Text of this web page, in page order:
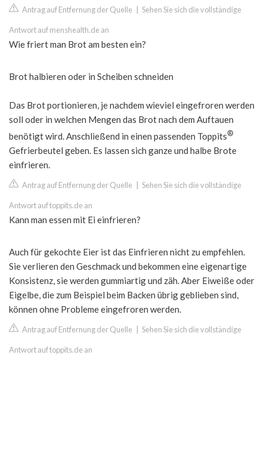
Antrag auf Entfernung der Quelle Sehen Sie sich die vollständige
Antwort auf menshealth.de an
Wie friert man Brot am besten ein?
Brot halbieren oder in Scheiben schneiden
Das Brot portionieren, je nachdem wieviel eingefroren werden
soll oder in welchen Mengen das Brot nach dem Auftauen
benötigt wird. Anschließend in einen passenden Toppits®
Gefrierbeutel geben. Es lassen sich ganze und halbe Brote
einfrieren.
Antrag auf Entfernung der Quelle Sehen Sie sich die vollständige
Antwort auf toppits.de an
Kann man essen mit Ei einfrieren?
Auch für gekochte Eier ist das Einfrieren nicht zu empfehlen.
Sie verlieren den Geschmack und bekommen eine eigenartige
Konsistenz, sie werden gummiartig und zäh. Aber Eiweiße oder
Eigelbe, die zum Beispiel beim Backen übrig geblieben sind,
können ohne Probleme eingefroren werden.
Antrag auf Entfernung der Quelle Sehen Sie sich die vollständige
Antwort auf toppits.de an